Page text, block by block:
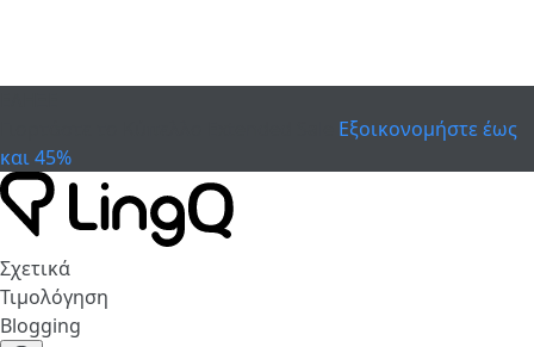
Εξοικονομήστε έως
και 45%
Σχετικά
Τιμολόγηση
Blogging